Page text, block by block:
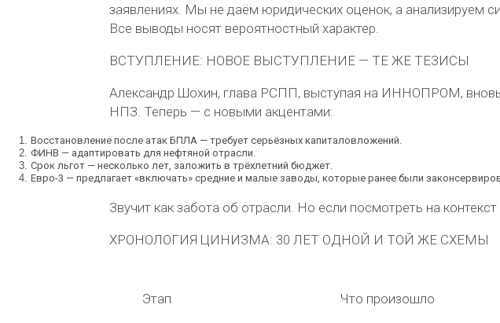
заявлениях. Мы не даём юридических оценок, а анализируем
Все выводы носят вероятностный характер.
ВСТУПЛЕНИЕ: НОВОЕ ВЫСТУПЛЕНИЕ — ТЕ ЖЕ ТЕЗИСЫ
Александр Шохин, глава РСПП, выступая на ИННОПРОМ, вновь
НПЗ. Теперь — с новыми акцентами:
1. Восстановление после атак БПЛА — требует серьёзных капиталовложений.
2. ФИНВ — адаптировать для нефтяной отрасли.
3. Срок льгот — несколько лет, заложить в трёхлетний бюджет.
4. Евро-3 — предлагает «включать» средние и малые заводы, которые ранее были
Звучит как забота об отрасли. Но если посмотреть на
ХРОНОЛОГИЯ ЦИНИЗМА: 30 ЛЕТ ОДНОЙ И ТОЙ ЖЕ СХЕМЫ
Этап Что произошло